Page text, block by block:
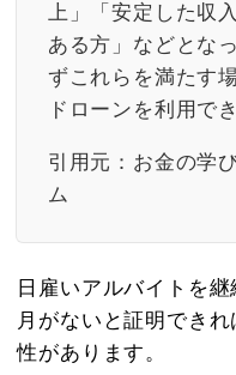
上」「安定した収
ある方」などとな
ずこれらを満たす
ドローンを利用で
引用元： お金の学
ム
日雇いアルバイトを
月がないと証明でき
性があります。